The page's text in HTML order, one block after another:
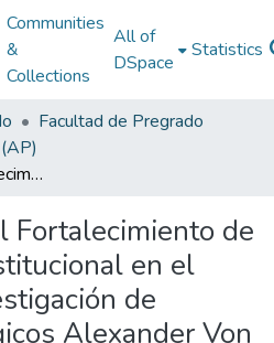
Communities
&
Collections
All of
DSpace
Statistics
Facultad de Pregrado
Contribuir con el Fortalecimiento de la Capacidad Institucional en el Instituto de Investigación de Recursos Biológicos Alexander Von Humboldt a través de auditoría interna
Fortalecimiento de
en el
de
Alexander Von